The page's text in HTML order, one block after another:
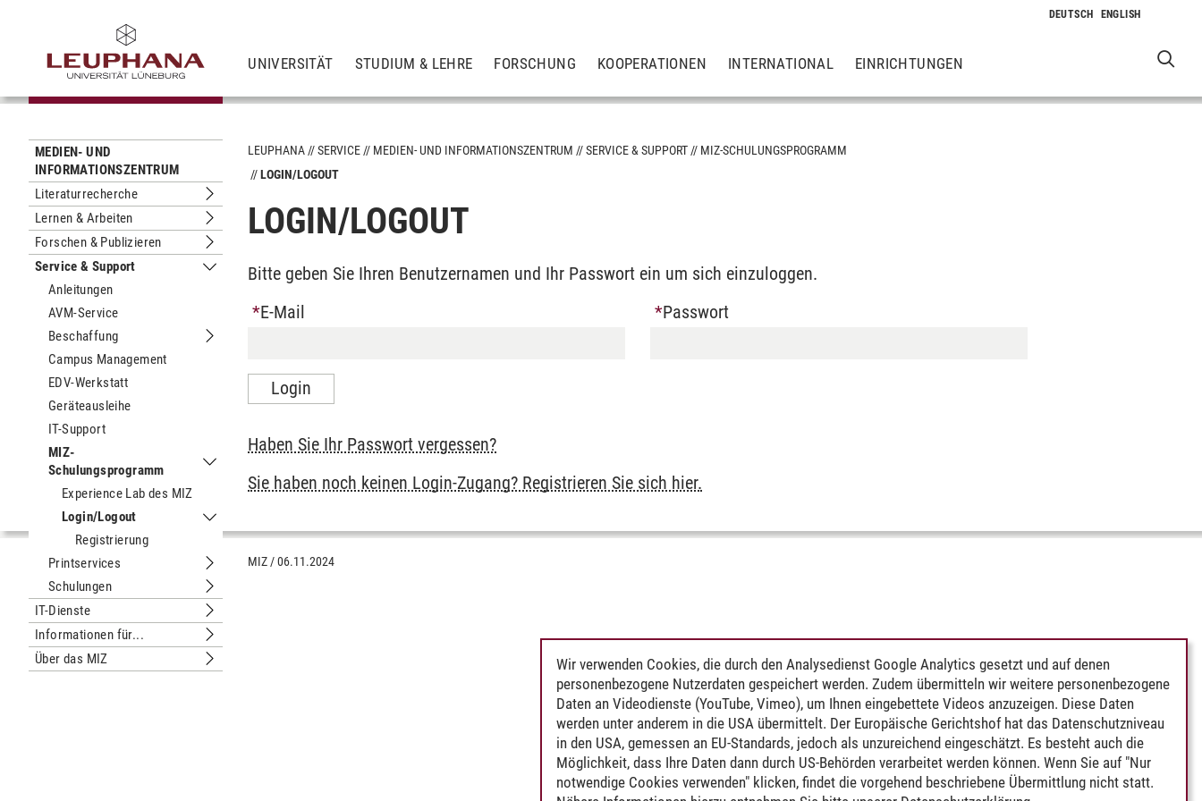
UNIVERSITÄT STUDIUM & LEHRE FORSCHUNG KOOPERATIONEN INTERNATIONAL EINRICHTUNGEN
MEDIEN- UND
INFORMATIONSZENTRUM
Literaturrecherche
Untermenu Literaturrecherche
Lernen & Arbeiten
Untermenu Lernen & Arbeiten
Forschen & Publizieren
Untermenu Forschen & Publizieren
Service & Support
Untermenu Service & Support
Anleitungen
AVM-Service
Beschaffung
Untermenu Beschaffung
Campus Management
EDV-Werkstatt
Geräteausleihe
IT-Support
MIZ-
Schulungsprogramm
Untermenu MIZ-Schulungsprogramm
Experience Lab des MIZ
Login/Logout
Untermenu Login/Logout
Registrierung
Printservices
Untermenu Printservices
Schulungen
Untermenu Schulungen
IT-Dienste
Untermenu IT-Dienste
Informationen für...
Untermenu Informationen für...
Über das MIZ
Untermenu Über das MIZ
LEUPHANA SERVICE MEDIEN- UND INFORMATIONSZENTRUM SERVICE & SUPPORT
MIZ-SCHULUNGSPROGRAMM
LOGIN/LOGOUT
LOGIN/LOGOUT
Bitte geben Sie Ihren Benutzernamen und Ihr Passwort ein um sich einzuloggen.
E-Mail
Passwort
Haben Sie Ihr Passwort vergessen?
Sie haben noch keinen Login-Zugang? Registrieren Sie sich hier.
MIZ /06.11.2024
Wir verwenden Cookies, die durch den Analysedienst Google Analytics gesetzt und auf denen
personenbezogene Nutzerdaten gespeichert werden. Zudem übermitteln wir weitere personenbezogene
Daten an Videodienste (YouTube, Vimeo), um Ihnen eingebettete Videos anzuzeigen. Diese Daten
werden unter anderem in die USA übermittelt. Der Europäische Gerichtshof hat das Datenschutzniveau
in den USA, gemessen an EU-Standards, jedoch als unzureichend eingeschätzt. Es besteht auch die
Möglichkeit, dass Ihre Daten dann durch US-Behörden verarbeitet werden können. Wenn Sie auf "Nur
notwendige Cookies verwenden" klicken, findet die vorgehend beschriebene Übermittlung nicht statt.